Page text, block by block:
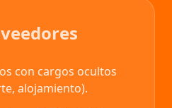
con cargos ocultos
alojamiento).